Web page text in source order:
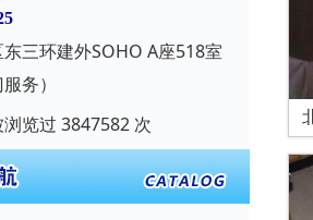
三环建外SOHO A座518室
务）
览过 3847582 次